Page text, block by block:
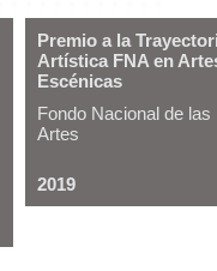
Premio a la
Artística FNA en
Escénicas
Fondo Nacional de las
Artes
2019